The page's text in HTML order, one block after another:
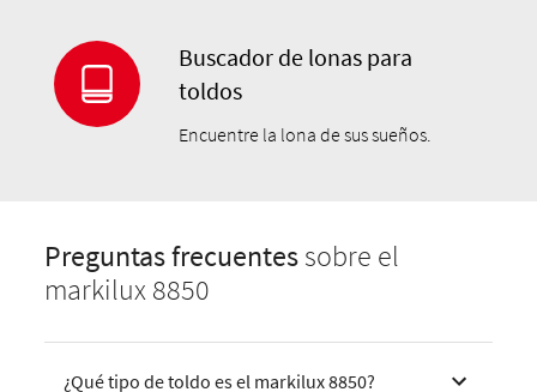
Buscador de lonas para
toldos
Encuentre la lona de sus sueños.
Preguntas frecuentessobre el
markilux 8850
¿Qué tipo de toldo es el markilux 8850?